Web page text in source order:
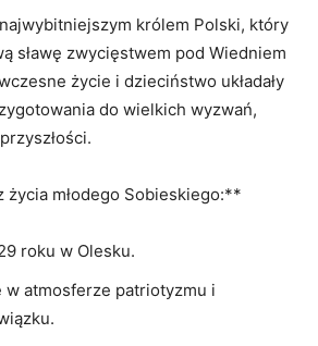
królem ⁤Polski, ‍który
sławę zwycięstwem⁤ pod Wiedniem
‍życie i dzieciństwo układały
do wielkich wyzwań,
młodego⁢ Sobieskiego:**
roku w Olesku.
w ​atmosferze patriotyzmu i‍